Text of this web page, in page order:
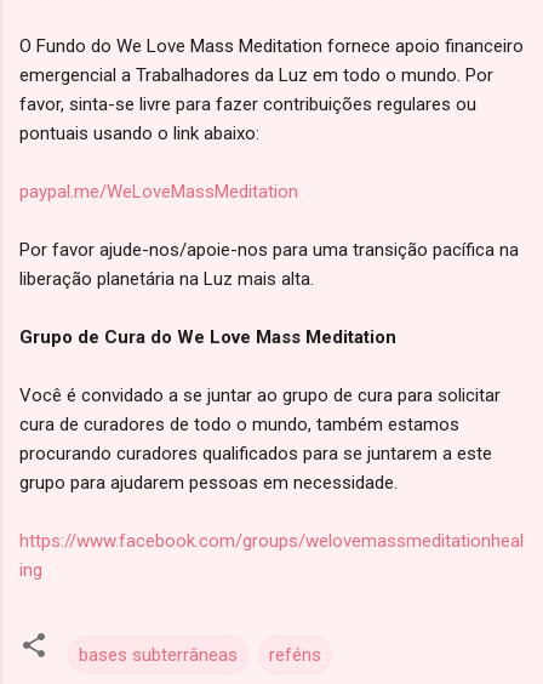
O Fundo do We Love Mass Meditation fornece apoio financeiro
emergencial a Trabalhadores da Luz em todo o mundo. Por
favor, sinta-se livre para fazer contribuições regulares ou
pontuais usando o link abaixo:
paypal.me/WeLoveMassMeditation
Por favor ajude-nos/apoie-nos para uma transição pacífica na
liberação planetária na Luz mais alta.
Grupo de Cura do We Love Mass Meditation
Você é convidado a se juntar ao grupo de cura para solicitar
cura de curadores de todo o mundo, também estamos
procurando curadores qualificados para se juntarem a este
grupo para ajudarem pessoas em necessidade.
https://www.facebook.com/groups/welovemassmeditationheal
ing
bases subterrâneas reféns